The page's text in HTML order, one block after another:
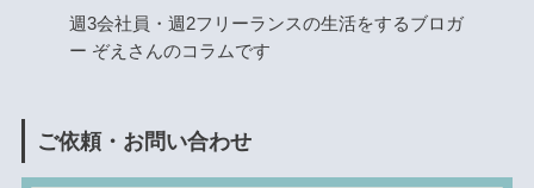
週3会社員・週2フリーランスの生活をするブロガ
ー ぞえさんのコラムです
ご依頼・お問い合わせ